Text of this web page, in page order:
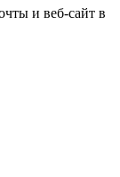
и веб-сайт в